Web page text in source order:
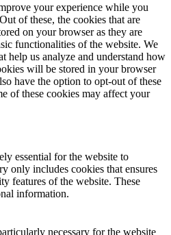
your experience while you
of these, the cookies that are
on your browser as they are
functionalities of the website. We
help us analyze and understand how
will be stored in your browser
have the option to opt-out of these
of these cookies may affect your
essential for the website to
only includes cookies that ensures
features of the website. These
information.
necessary for the website